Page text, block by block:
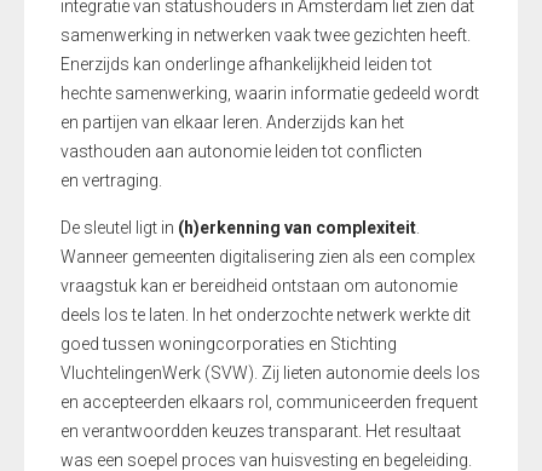
integratie van statushouders in Amsterdam liet zien dat
samenwerking in netwerken vaak twee gezichten heeft.
Enerzijds kan onderlinge afhankelijkheid leiden tot
hechte samenwerking, waarin informatie gedeeld wordt
en partijen van elkaar leren. Anderzijds kan het
vasthouden aan autonomie leiden tot conflicten
en vertraging.
De sleutel ligt in (h)erkenning van complexiteit
Wanneer gemeenten digitalisering zien als een complex
vraagstuk kan er bereidheid ontstaan om autonomie
deels los te laten. In het onderzochte netwerk werkte dit
goed tussen woningcorporaties en Stichting
VluchtelingenWerk (SVW). Zij lieten autonomie deels los
en accepteerden elkaars rol, communiceerden frequent
en verantwoordden keuzes transparant. Het resultaat
was een soepel proces van huisvesting en begeleiding.